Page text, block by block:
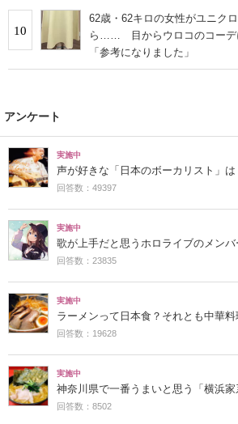
10
62歳・62キロの女性がユニク
ら…… 目からウロコのコーデ
「参考になりました」
アンケート
実施中
声が好きな「日本のボーカリスト」は
回答数：49397
実施中
歌が上手だと思うホロライブのメンバ
回答数：23835
実施中
ラーメンって日本食？それとも中華料
回答数：19628
実施中
神奈川県で一番うまいと思う「横浜
回答数：8502